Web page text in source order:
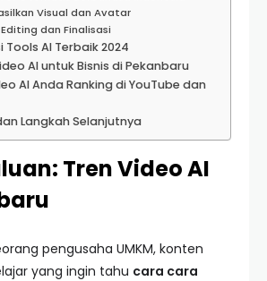
Visual dan Avatar
dan Finalisasi
Tools AI Terbaik 2024
AI untuk Bisnis di Pekanbaru
AI Anda Ranking di YouTube dan
Langkah Selanjutnya
Tren Video AI
pengusaha UMKM, konten
yang ingin tahu cara cara